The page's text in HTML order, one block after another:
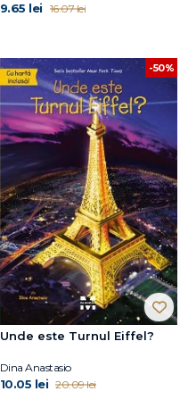
9.65 lei 16.07 lei
-50%
Unde este Turnul Eiffel?
Dina Anastasio
10.05 lei 20.09 lei